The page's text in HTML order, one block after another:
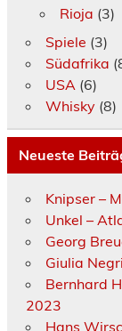
Rioja (3)
Spiele (3)
Südafrika
USA (6)
Whisky(8)
Neueste
Knipser –
Unkel –
Georg
Giulia
Bernhard
2023
Hans